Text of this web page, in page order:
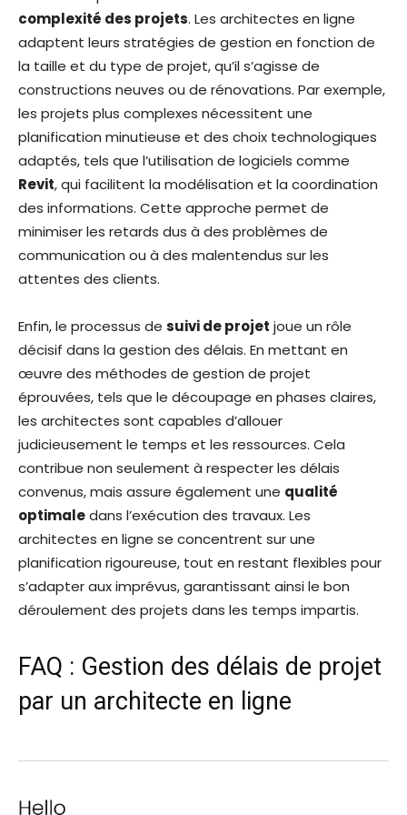
complexité des projets. Les architectes en ligne
adaptent leurs stratégies de gestion en fonction de
la taille et du type de projet, qu’il s’agisse de
constructions neuves ou de rénovations. Par exemple,
les projets plus complexes nécessitent une
planification minutieuse et des choix technologiques
adaptés, tels que l’utilisation de logiciels comme
Revit, qui facilitent la modélisation et la coordination
des informations. Cette approche permet de
minimiser les retards dus à des problèmes de
communication ou à des malentendus sur les
attentes des clients.
Enfin, le processus de suivi de projet joue un rôle
décisif dans la gestion des délais. En mettant en
œuvre des méthodes de gestion de projet
éprouvées, tels que le découpage en phases claires,
les architectes sont capables d’allouer
judicieusement le temps et les ressources. Cela
contribue non seulement à respecter les délais
convenus, mais assure également une qualité
optimaledans l’exécution des travaux. Les
architectes en ligne se concentrent sur une
planification rigoureuse, tout en restant flexibles pour
s’adapter aux imprévus, garantissant ainsi le bon
déroulement des projets dans les temps impartis.
FAQ : Gestion des délais de projet
par un architecte en ligne